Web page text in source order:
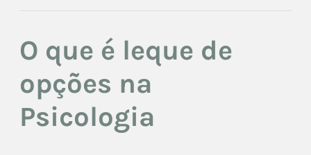
O que é leque de
opções na
Psicologia